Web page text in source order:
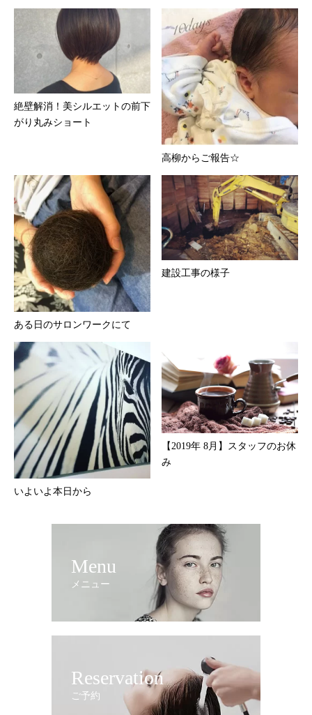
絶壁解消！美シルエットの前下
がり丸みショート
高柳からご報告☆
ある日のサロンワークにて
建設工事の様子
いよいよ本日から
【2019年 8月】スタッフのお休
み
Menu
メニュー
Reservation
ご予約